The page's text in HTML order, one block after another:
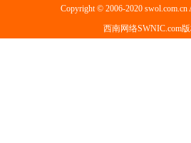
Copyright © 2006-2020 swol.com.cn
西南网络SWNIC.com